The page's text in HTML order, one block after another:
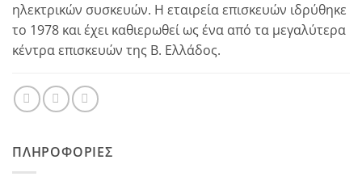
ηλεκτρικών συσκευών. Η εταιρεία επισκευών ιδρύθηκε
το 1978 και έχει καθιερωθεί ως ένα από τα μεγαλύτερα
κέντρα επισκευών της Β. Ελλάδος.
ΠΛΗΡΟΦΟΡΊΕΣ